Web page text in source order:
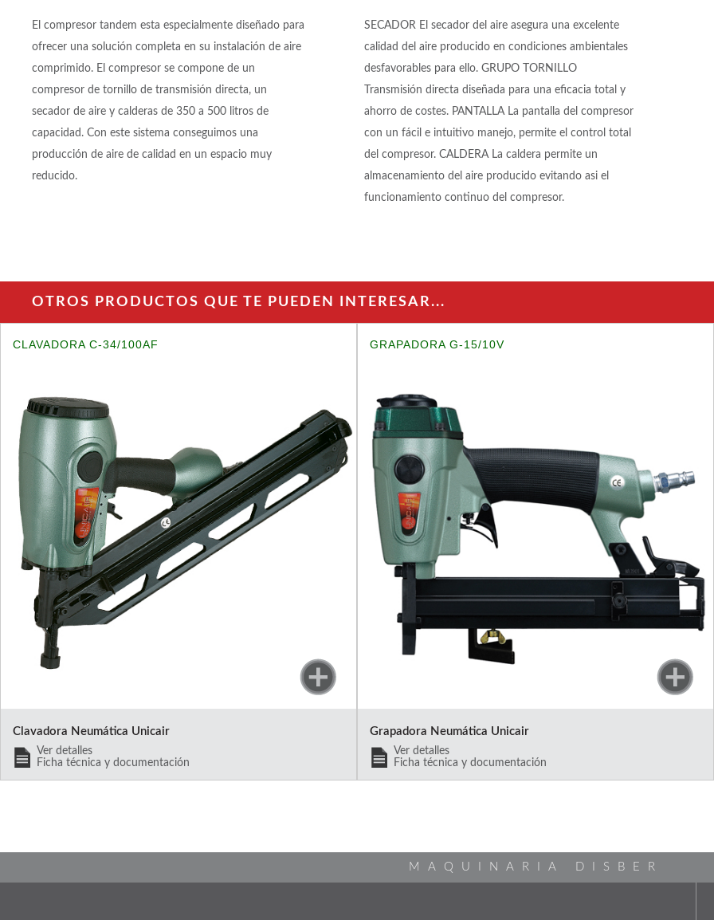
El compresor tandem esta especialmente diseñado para
ofrecer una solución completa en su instalación de aire
comprimido. El compresor se compone de un
compresor de tornillo de transmisión directa, un
secador de aire y calderas de 350 a 500 litros de
capacidad. Con este sistema conseguimos una
producción de aire de calidad en un espacio muy
reducido.
SECADOR El secador del aire asegura una excelente
calidad del aire producido en condiciones ambientales
desfavorables para ello. GRUPO TORNILLO
Transmisión directa diseñada para una eficacia total y
ahorro de costes. PANTALLA La pantalla del compresor
con un fácil e intuitivo manejo, permite el control total
del compresor. CALDERA La caldera permite un
almacenamiento del aire producido evitando asi el
funcionamiento continuo del compresor.
OTROS PRODUCTOS QUE TE PUEDEN INTERESAR...
CLAVADORA C-34/100AF
Clavadora Neumática Unicair
Ver detalles
Ficha técnica y documentación
GRAPADORA G-15/10V
Grapadora Neumática Unicair
Ver detalles
Ficha técnica y documentación
MAQUINARIA DISBER